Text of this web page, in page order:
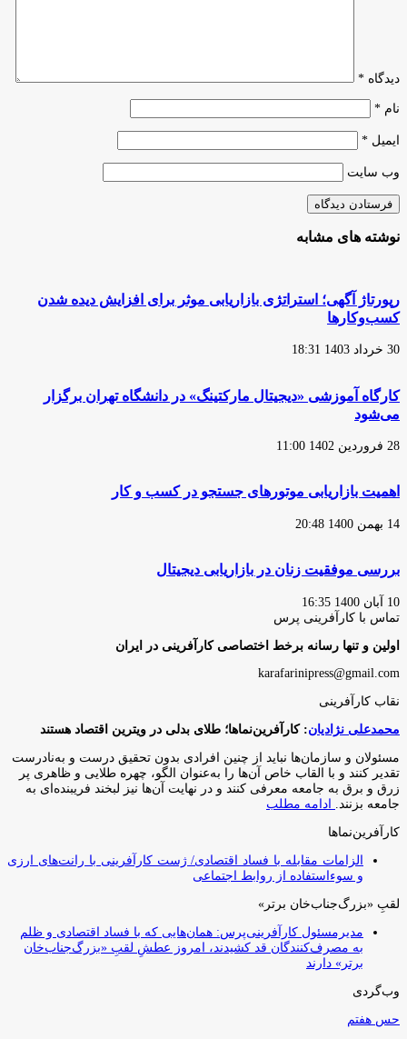
دیدگاه *
نام *
ایمیل *
وب‌ سایت
نوشته های مشابه
رپورتاژ آگهی؛ استراتژی بازاریابی موثر برای افزایش دیده شدن
کسب‌و‌کارها
30 خرداد 1403 18:31
کارگاه آموزشی «دیجیتال مارکتینگ» در دانشگاه تهران برگزار
می‌شود
28 فروردین 1402 11:00
اهمیت بازاریابی موتورهای جستجو در کسب و کار
14 بهمن 1400 20:48
بررسی موفقیت زنان در بازاریابی دیجیتال
10 آبان 1400 16:35
تماس با کارآفرینی پرس
اولین و تنها رسانه برخط اختصاصی کارآفرینی در ایران
karafarinipress@gmail.com
نقاب کارآفرینی
محمدعلی نژادیان: کارآفرین‌نماها؛ طلای بدلی در ویترین اقتصاد هستند
مسئولان و سازمان‌ها نباید از چنین افرادی بدون تحقیق درست و به‌نادرست
تقدیر کنند و با القاب خاص آ‌ن‌ها را به‌عنوان الگو، چهره طلایی و ظاهری پر
زرق و برق به جامعه معرفی کنند و در نهایت آن‌ها نیز لبخند فریبنده‌ای به
جامعه بزنند.
ادامه مطلب
کارآفرین‌نماها
الزامات مقابله با فساد اقتصادی/ ژست کارآفرینی با رانت‌های ارزی
و سوءاستفاده از روابط اجتماعی
لقبِ «بزرگ‌جناب‌خان برتر»
مدیرمسئول کارآفرینی‌پرس: همان‌هایی که با فساد اقتصادی و ظلم
به مصرف‌کنندگان قد کشیدند، امروز عطشِ لقبِ «بزرگ‌جناب‌خان
برتر» دارند
وب‌گردی
حس هفتم